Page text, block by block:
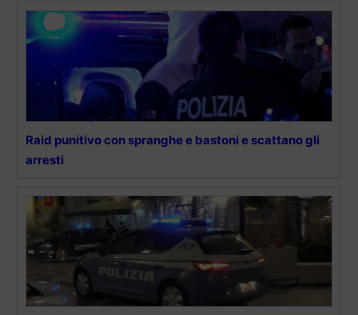
Raid punitivo con spranghe e bastoni e scattano gli
arresti